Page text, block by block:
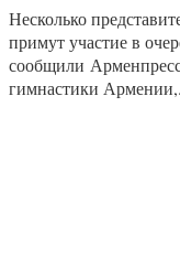
Несколько
примут участие в
сообщили
гимнастики